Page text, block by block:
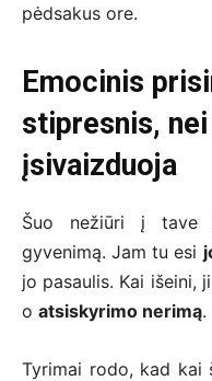
pėdsakus ore.
Emocinis
stipresnis,
įsivaizduoja
Šuo nežiūri į tave
gyvenimą. Jam tu esi
jo pasaulis. Kai išeini,
o atsiskyrimo nerimą.
Tyrimai rodo, kad kai